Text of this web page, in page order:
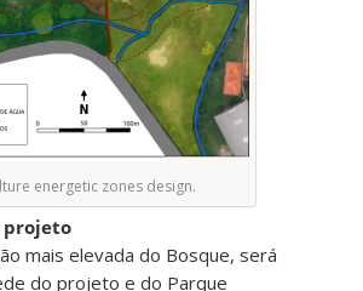
energetic zones design.
projeto
mais elevada do Bosque, será
do projeto e do Parque